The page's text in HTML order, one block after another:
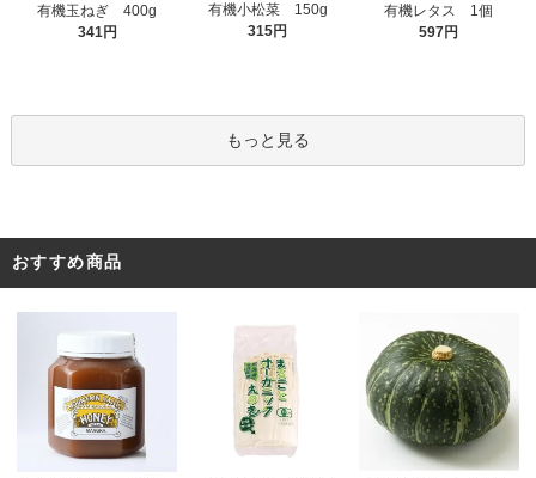
有機玉ねぎ 400g
341円
有機小松菜 150g
315円
有機レタス 1個
597円
もっと見る
おすすめ商品